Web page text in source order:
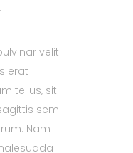
velit
erat
tellus, sit
sem
Nam